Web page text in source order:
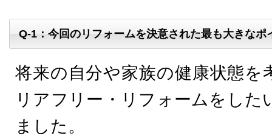
Q-1：今回のリフォームを決意された最も大きなポ
将来の自分や家族の健康状態を
リアフリー・リフォームをした
ました。